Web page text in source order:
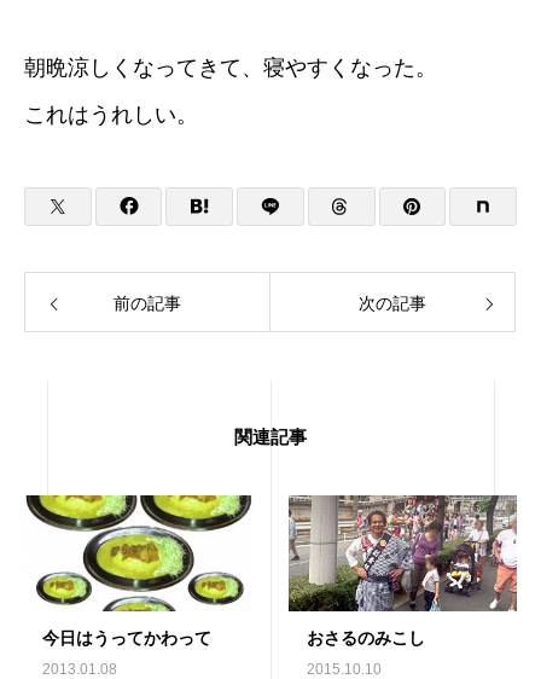
朝晩涼しくなってきて、寝やすくなった。
これはうれしい。
前の記事 次の記事
関連記事
今日はうってかわって
2013.01.08
おさるのみこし
2015.10.10